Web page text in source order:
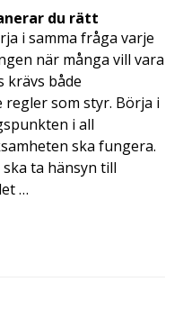
du rätt
i samma fråga varje
när många vill vara
krävs både
som styr. Börja i
i all
ska fungera.
ta hänsyn till
…